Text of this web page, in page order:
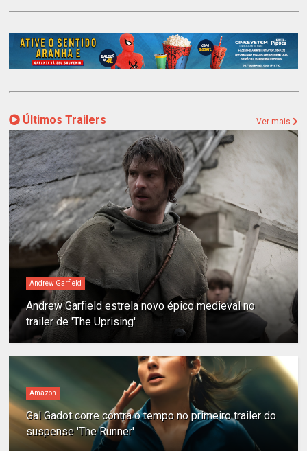
Últimos Trailers Ver mais
Andrew Garfield
Andrew Garfield estrela novo épico medieval no
trailer de 'The Uprising'
Amazon
Gal Gadot corre contra o tempo no primeiro trailer do
suspense 'The Runner'